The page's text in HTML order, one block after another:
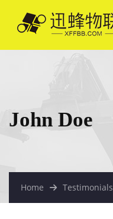
John Doe
Home Testimonials